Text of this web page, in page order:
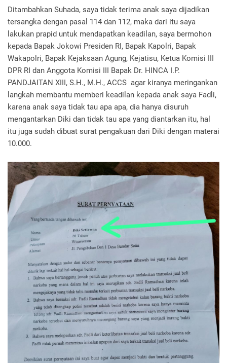
Ditambahkan Suhada, saya tidak terima anak saya dijadikan
tersangka dengan pasal 114 dan 112, maka dari itu saya
lakukan prapid untuk mendapatkan keadilan, saya bermohon
kepada Bapak Jokowi Presiden RI, Bapak Kapolri, Bapak
Wakapolri, Bapak Kejaksaan Agung, Kejatisu, Ketua Komisi III
DPR RI dan Anggota Komisi III Bapak Dr. HINCA I.P.
PANDJAITAN XIII, S.H., M.H., ACCS agar kiranya meringankan
langkah membantu memberi keadilan kepada anak saya Fadli,
karena anak saya tidak tau apa apa, dia hanya disuruh
mengantarkan Diki dan tidak tau apa yang diantarkan itu, hal
itu juga sudah dibuat surat pengakuan dari Diki dengan materai
10.000.